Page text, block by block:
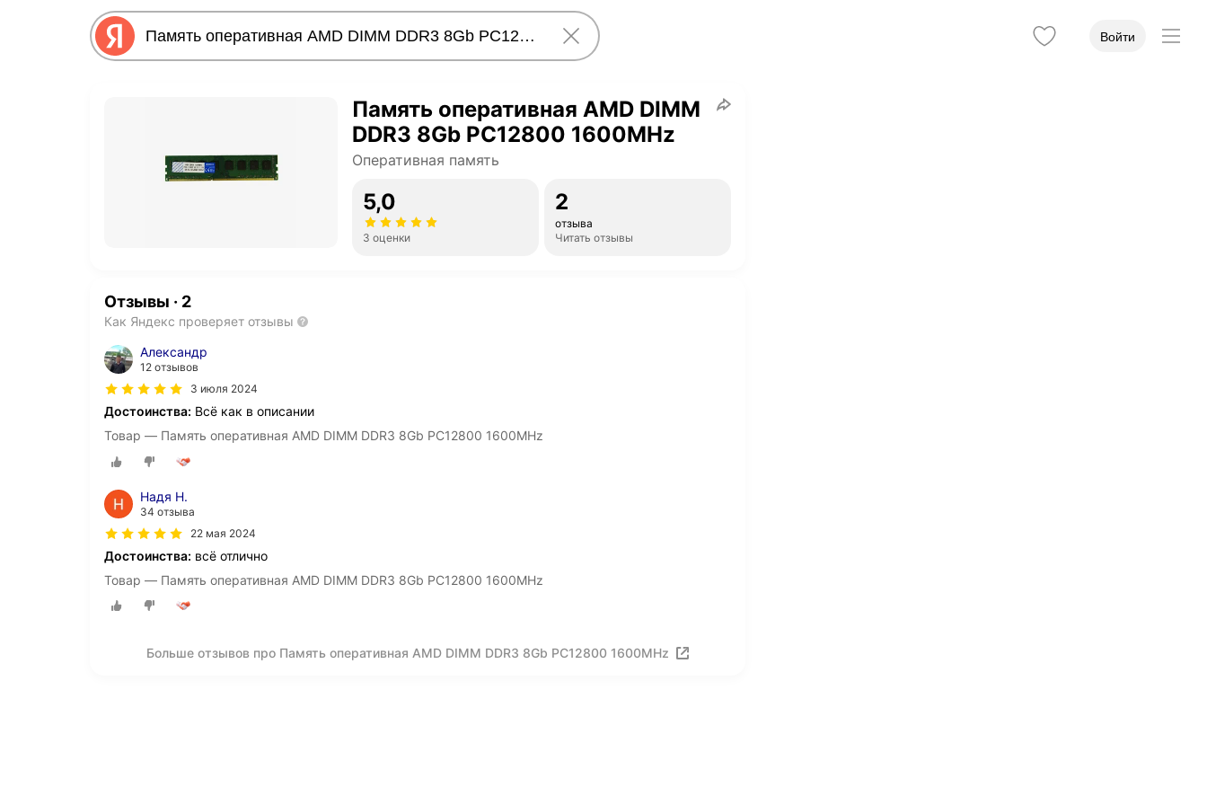
Войти
Память оперативная AMD DIMM
DDR3 8Gb PC12800 1600MHz
Оперативная память
5,0
3 оценки
2
отзыва
Читать отзывы
Отзывы · 2
Как Яндекс проверяет отзывы
Александр
12 отзывов
3 июля 2024
Достоинства: Всё как в описании
Товар — Память оперативная AMD DIMM DDR3 8Gb PC12800 1600MHz
Надя Н.
34 отзыва
22 мая 2024
Достоинства: всё отлично
Товар — Память оперативная AMD DIMM DDR3 8Gb PC12800 1600MHz
Больше отзывов про Память оперативная AMD DIMM DDR3 8Gb PC12800 1600MHz